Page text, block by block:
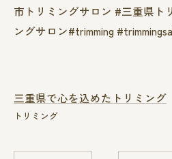
市トリミングサロン #三重県ト
ングサロン#trimming
三重県で心を込めたトリミング
トリミング